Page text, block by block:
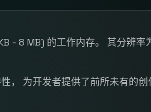
- 8 MB) 的工作内存。 其分辨率
， 为开发者提供了前所未有的创